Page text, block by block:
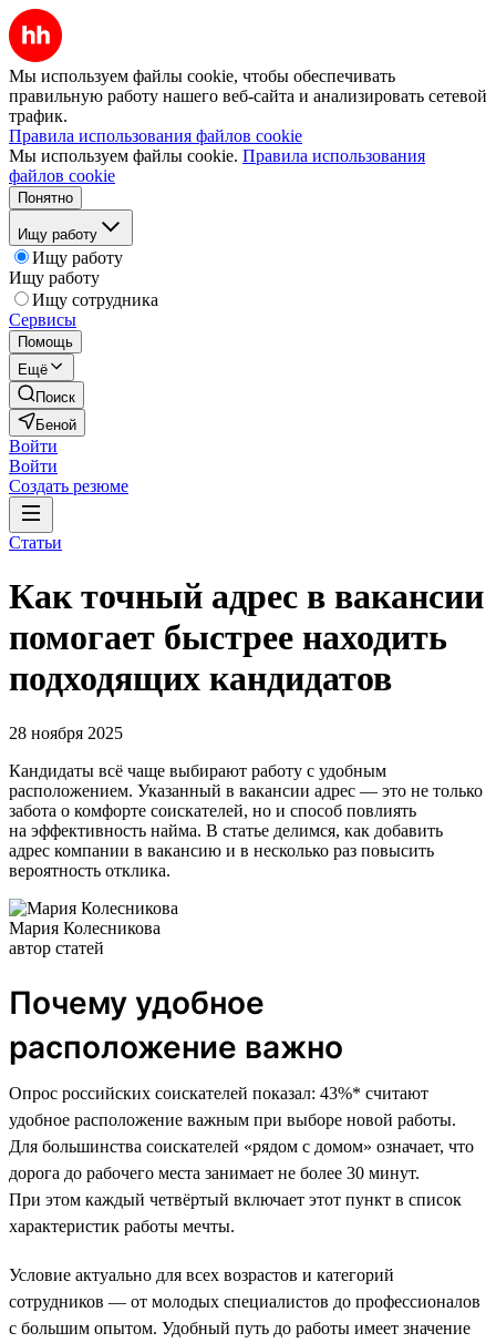
Мы используем файлы cookie, чтобы обеспечивать
правильную работу нашего веб-сайта и анализировать сетевой
трафик.
Правила использования файлов cookie
Мы используем файлы cookie. Правила использования
файлов cookie
Понятно
Ищу работу
Ищу работу
Ищу работу
Ищу сотрудника
Сервисы
Помощь
Ещё
Поиск
Беной
Войти
Войти
Создать резюме
Статьи
Как точный адрес в вакансии
помогает быстрее находить
подходящих кандидатов
28 ноября 2025
Кандидаты всё чаще выбирают работу с удобным
расположением. Указанный в вакансии адрес — это не только
забота о комфорте соискателей, но и способ повлиять
на эффективность найма. В статье делимся, как добавить
адрес компании в вакансию и в несколько раз повысить
вероятность отклика.
Мария Колесникова
автор статей
Почему удобное
расположение важно
Опрос российских соискателей показал: 43%* считают
удобное расположение важным при выборе новой работы.
Для большинства соискателей «рядом с домом» означает, что
дорога до рабочего места занимает не более 30 минут.
При этом каждый четвёртый включает этот пункт в список
характеристик работы мечты.
Условие актуально для всех возрастов и категорий
сотрудников — от молодых специалистов до профессионалов
с большим опытом. Удобный путь до работы имеет значение